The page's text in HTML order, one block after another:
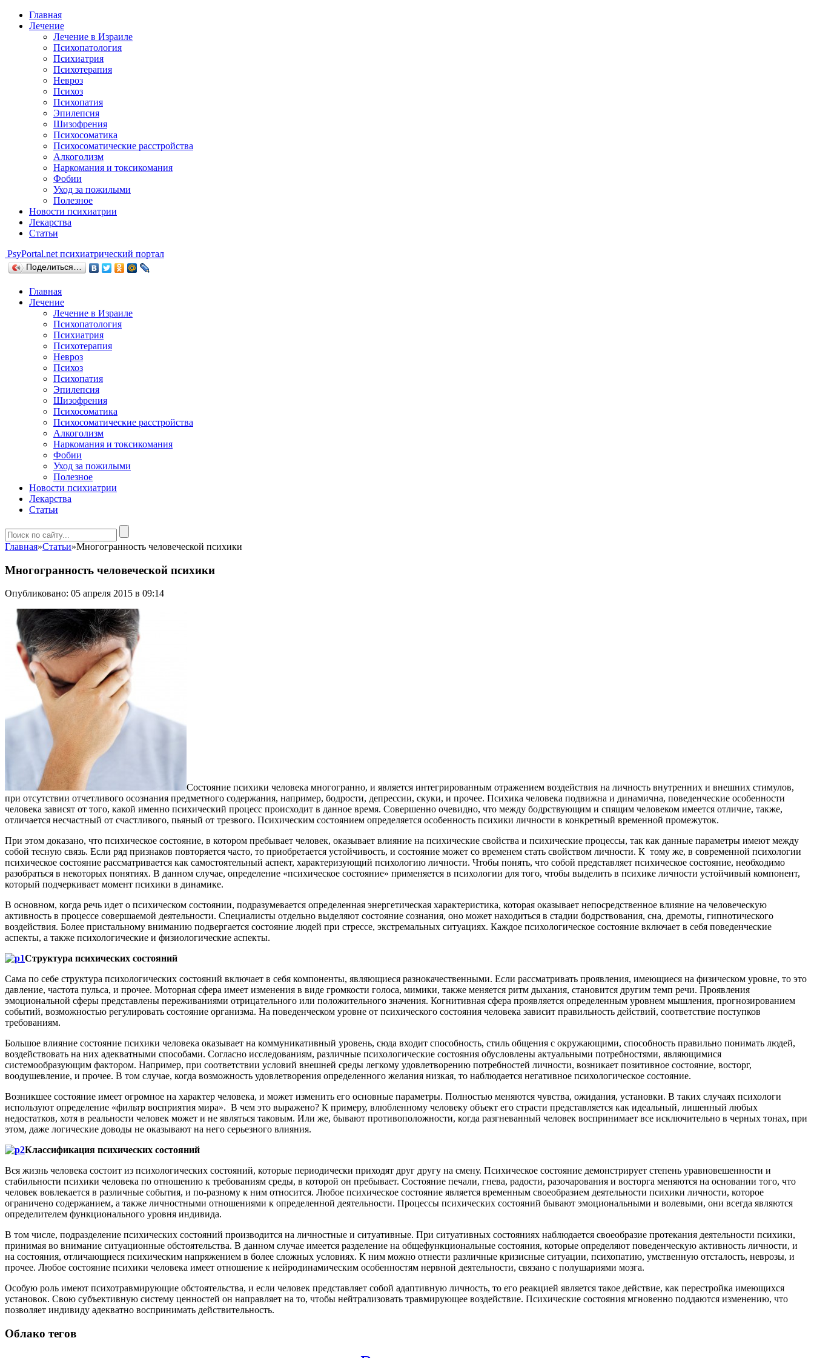
Главная
Лечение
Лечение в Израиле
Психопатология
Психиатрия
Психотерапия
Невроз
Психоз
Психопатия
Эпилепсия
Шизофрения
Психосоматика
Психосоматические расстройства
Алкоголизм
Наркомания и токсикомания
Фобии
Уход за пожилыми
Полезное
Новости психиатрии
Лекарства
Статьи
PsyPortal.net психиатрический портал
Поделиться…
Главная
Лечение
Лечение в Израиле
Психопатология
Психиатрия
Психотерапия
Невроз
Психоз
Психопатия
Эпилепсия
Шизофрения
Психосоматика
Психосоматические расстройства
Алкоголизм
Наркомания и токсикомания
Фобии
Уход за пожилыми
Полезное
Новости психиатрии
Лекарства
Статьи
Главная»Статьи»Многогранность человеческой психики
Многогранность человеческой психики
Опубликовано: 05 апреля 2015 в 09:14
Состояние психики человека многогранно, и является интегрированным отражением воздействия на личность внутренних и внешних стимулов,
при отсутствии отчетливого осознания предметного содержания, например, бодрости, депрессии, скуки, и прочее. Психика человека подвижна и динамична, поведенческие особенности
человека зависят от того, какой именно психический процесс происходит в данное время. Совершенно очевидно, что между бодрствующим и спящим человеком имеется отличие, также,
отличается несчастный от счастливого, пьяный от трезвого. Психическим состоянием определяется особенность психики личности в конкретный временной промежуток.
При этом доказано, что психическое состояние, в котором пребывает человек, оказывает влияние на психические свойства и психические процессы, так как данные параметры имеют между
собой тесную связь. Если ряд признаков повторяется часто, то приобретается устойчивость, и состояние может со временем стать свойством личности. К тому же, в современной психологии
психическое состояние рассматривается как самостоятельный аспект, характеризующий психологию личности. Чтобы понять, что собой представляет психическое состояние, необходимо
разобраться в некоторых понятиях. В данном случае, определение «психическое состояние» применяется в психологии для того, чтобы выделить в психике личности устойчивый компонент,
который подчеркивает момент психики в динамике.
В основном, когда речь идет о психическом состоянии, подразумевается определенная энергетическая характеристика, которая оказывает непосредственное влияние на человеческую
активность в процессе совершаемой деятельности. Специалисты отдельно выделяют состояние сознания, оно может находиться в стадии бодрствования, сна, дремоты, гипнотического
воздействия. Более пристальному вниманию подвергается состояние людей при стрессе, экстремальных ситуациях. Каждое психологическое состояние включает в себя поведенческие
аспекты, а также психологические и физиологические аспекты.
Структура психических состояний
Сама по себе структура психологических состояний включает в себя компоненты, являющиеся разнокачественными. Если рассматривать проявления, имеющиеся на физическом уровне, то это
давление, частота пульса, и прочее. Моторная сфера имеет изменения в виде громкости голоса, мимики, также меняется ритм дыхания, становится другим темп речи. Проявления
эмоциональной сферы представлены переживаниями отрицательного или положительного значения. Когнитивная сфера проявляется определенным уровнем мышления, прогнозированием
событий, возможностью регулировать состояние организма. На поведенческом уровне от психического состояния человека зависит правильность действий, соответствие поступков
требованиям.
Большое влияние состояние психики человека оказывает на коммуникативный уровень, сюда входит способность, стиль общения с окружающими, способность правильно понимать людей,
воздействовать на них адекватными способами. Согласно исследованиям, различные психологические состояния обусловлены актуальными потребностями, являющимися
системообразующим фактором. Например, при соответствии условий внешней среды легкому удовлетворению потребностей личности, возникает позитивное состояние, восторг,
воодушевление, и прочее. В том случае, когда возможность удовлетворения определенного желания низкая, то наблюдается негативное психологическое состояние.
Возникшее состояние имеет огромное на характер человека, и может изменить его основные параметры. Полностью меняются чувства, ожидания, установки. В таких случаях психологи
используют определение «фильтр восприятия мира». В чем это выражено? К примеру, влюбленному человеку объект его страсти представляется как идеальный, лишенный любых
недостатков, хотя в реальности человек может и не являться таковым. Или же, бывают противоположности, когда разгневанный человек воспринимает все исключительно в черных тонах, при
этом, даже логические доводы не оказывают на него серьезного влияния.
Классификация психических состояний
Вся жизнь человека состоит из психологических состояний, которые периодически приходят друг другу на смену. Психическое состояние демонстрирует степень уравновешенности и
стабильности психики человека по отношению к требованиям среды, в которой он пребывает. Состояние печали, гнева, радости, разочарования и восторга меняются на основании того, что
человек вовлекается в различные события, и по-разному к ним относится. Любое психическое состояние является временным своеобразием деятельности психики личности, которое
ограничено содержанием, а также личностными отношениями к определенной деятельности. Процессы психических состояний бывают эмоциональными и волевыми, они всегда являются
определителем функционального уровня индивида.
В том числе, подразделение психических состояний производится на личностные и ситуативные. При ситуативных состояниях наблюдается своеобразие протекания деятельности психики,
принимая во внимание ситуационные обстоятельства. В данном случае имеется разделение на общефункциональные состояния, которые определяют поведенческую активность личности, и
на состояния, отличающиеся психическим напряжением в более сложных условиях. К ним можно отнести различные кризисные ситуации, психопатию, умственную отсталость, неврозы, и
прочее. Любое состояние психики человека имеет отношение к нейродинамическим особенностям нервной деятельности, связано с полушариями мозга.
Особую роль имеют психотравмирующие обстоятельства, и если человек представляет собой адаптивную личность, то его реакцией является такое действие, как перестройка имеющихся
установок. Свою субъективную систему ценностей он направляет на то, чтобы нейтрализовать травмирующее воздействие. Психические состояния мгновенно поддаются изменению, что
позволяет индивиду адекватно воспринимать действительность.
Облако тегов